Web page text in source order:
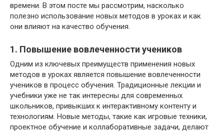
времени. В этом посте мы рассмотрим, насколько
полезно использование новых методов в уроках и как
они влияют на качество обучения.
1. Повышение вовлеченности учеников
Одним из ключевых преимуществ применения новых
методов в уроках является повышение вовлеченности
учеников в процесс обучения. Традиционные лекции и
учебники уже не так интересны для современных
школьников, привыкших к интерактивному контенту и
технологиям. Новые методы, такие как игровые техники,
проектное обучение и коллаборативные задачи, делают